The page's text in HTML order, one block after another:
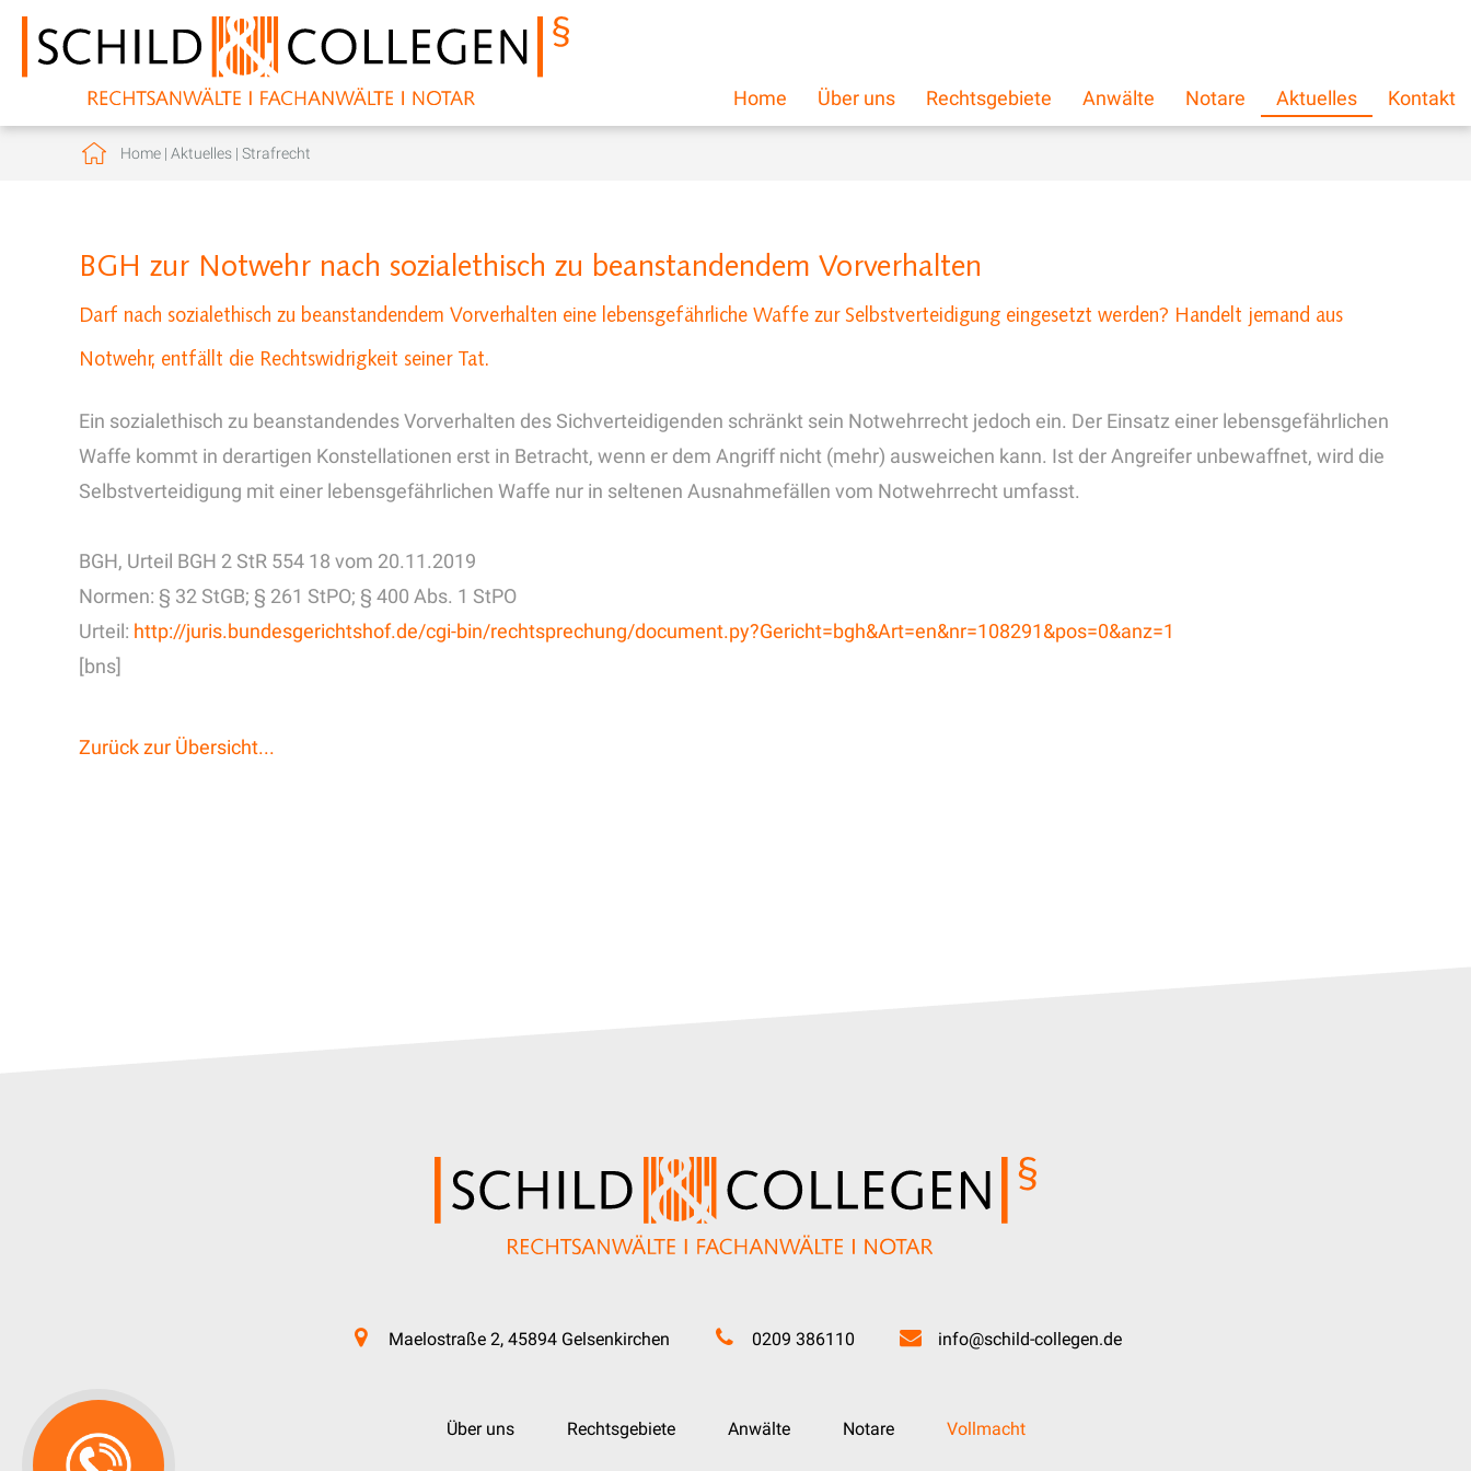
Home Über uns Rechtsgebiete Anwälte Notare Aktuelles Kontakt
Home| Aktuelles| Strafrecht
BGH zur Notwehr nach sozialethisch zu beanstandendem Vorverhalten
Darf nach sozialethisch zu beanstandendem Vorverhalten eine lebensgefährliche Waffe zur Selbstverteidigung eingesetzt werden? Handelt jemand aus
Notwehr, entfällt die Rechtswidrigkeit seiner Tat.
Ein sozialethisch zu beanstandendes Vorverhalten des Sichverteidigenden schränkt sein Notwehrrecht jedoch ein. Der Einsatz einer lebensgefährlichen
Waffe kommt in derartigen Konstellationen erst in Betracht, wenn er dem Angriff nicht (mehr) ausweichen kann. Ist der Angreifer unbewaffnet, wird die
Selbstverteidigung mit einer lebensgefährlichen Waffe nur in seltenen Ausnahmefällen vom Notwehrrecht umfasst.
BGH, Urteil BGH 2 StR 554 18 vom 20.11.2019
Normen: § 32 StGB; § 261 StPO; § 400 Abs. 1 StPO
Urteil: http://juris.bundesgerichtshof.de/cgi-bin/rechtsprechung/document.py?Gericht=bgh&Art=en&nr=108291&pos=0&anz=1
[bns]
Zurück zur Übersicht...
Maelostraße 2, 45894 Gelsenkirchen 0209 386110 info@schild-collegen.de
Über uns Rechtsgebiete Anwälte Notare Vollmacht